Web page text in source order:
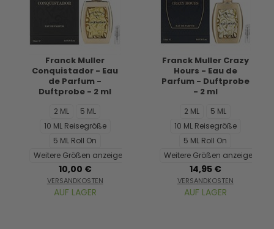
Franck Muller
Conquistador - Eau
de Parfum -
Duftprobe - 2 ml
2 ML
5 ML
10 ML Reisegröße
5 ML Roll On
Weitere Größen anzeigen...
10,00 €
VERSANDKOSTEN
AUF LAGER
Franck Muller Crazy
Hours - Eau de
Parfum - Duftprobe
- 2 ml
2 ML
5 ML
10 ML Reisegröße
5 ML Roll On
Weitere Größen anzeigen...
14,95 €
VERSANDKOSTEN
AUF LAGER